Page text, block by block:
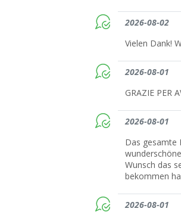
2026-08-02
Vielen Dank!
2026-08-01
GRAZIE PER
2026-08-01
Das gesamte
Wunsch das
bekommen
2026-08-01